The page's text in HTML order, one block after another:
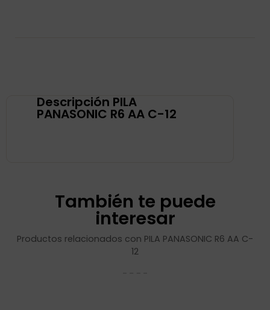
Descripción PILA
PANASONIC R6 AA C-12
También te puede
interesar
Productos relacionados con PILA PANASONIC R6 AA C-
12